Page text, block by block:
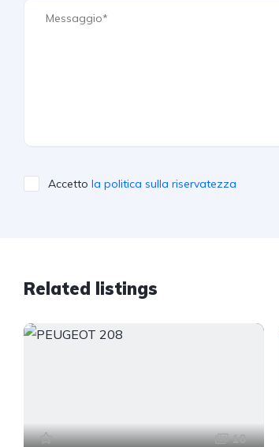
Accetto la politica sulla riservatezza
Related listings
10